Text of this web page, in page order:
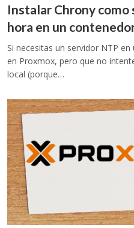
Instalar Chrony como
hora en un
Si necesitas un servidor NTP en
en Proxmox, pero que no
local (porque…